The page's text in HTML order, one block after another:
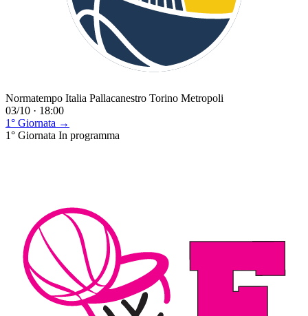
Normatempo Italia Pallacanestro Torino Metropoli
03/10 · 18:00
1° Giornata →
1° Giornata In programma